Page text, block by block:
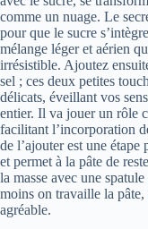
comme un nuage. Le
pour que le sucre
mélange léger et aérien
irrésistible. Ajoutez
sel ; ces deux petites
délicats, éveillant vos
entier. Il va jouer un rôle
facilitant l’incorporation
de l’ajouter est une
et permet à la pâte de
la masse avec une
moins on travaille la pâte,
agréable.